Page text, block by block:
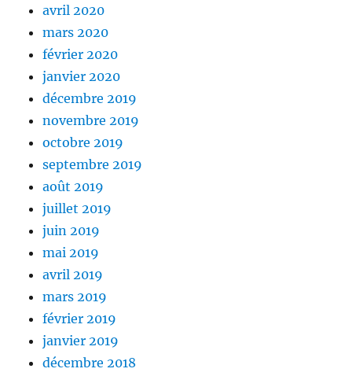
avril 2020
mars 2020
février 2020
janvier 2020
décembre 2019
novembre 2019
octobre 2019
septembre 2019
août 2019
juillet 2019
juin 2019
mai 2019
avril 2019
mars 2019
février 2019
janvier 2019
décembre 2018